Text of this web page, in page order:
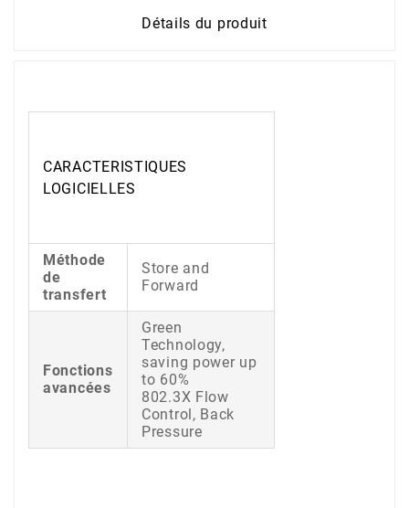
Détails du produit
CARACTERISTIQUES
LOGICIELLES
Méthode
de
transfert
Store and
Forward
Fonctions
avancées
Green
Technology,
saving power up
to 60%
802.3X Flow
Control, Back
Pressure